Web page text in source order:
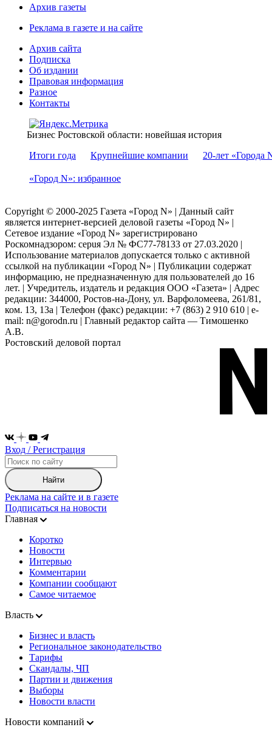
Архив газеты
Реклама в газете и на сайте
Архив сайта
Подписка
Об издании
Правовая информация
Разное
Контакты
Бизнес Ростовской области: новейшая история
Итоги года
Крупнейшие компании 20-лет «Города
«Город N»: избранное
Copyright © 2000-2025 Газета «Город N» | Данный сайт
является интернет-версией деловой газеты «Город N» |
Сетевое издание «Город N» зарегистрировано
Роскомнадзором: серuя Эл № ФС77-78133 от 27.03.2020 |
Использование материалов допускается только с активной
ссылкой на публикации «Город N» | Публикации содержат
информацию, не предназначенную для пользователей до 16
лет. | Учредитель, издатель и редакция ООО «Газета» | Адрес
редакции: 344000, Ростов-на-Дону, ул. Варфоломеева, 261/81,
ком. 13, 13а | Телефон (факс) редакции: +7 (863) 2 910 610 | e-
mail: n@gorodn.ru | Главный редактор сайта — Тимошенко
А.В.
Ростовский деловой портал
Вход / Регистрация
Найти
Реклама на сайте и в газете
Подписаться на новости
Главная
Коротко
Новости
Интервью
Комментарии
Компании сообщают
Самое читаемое
Власть
Бизнес и власть
Региональное законодательство
Тарифы
Скандалы, ЧП
Партии и движения
Выборы
Новости власти
Новости компаний